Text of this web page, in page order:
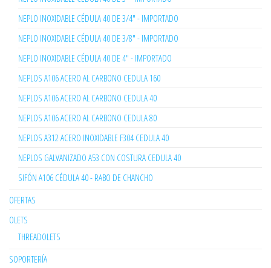
NEPLO INOXIDABLE CÉDULA 40 DE 3/4" - IMPORTADO
NEPLO INOXIDABLE CÉDULA 40 DE 3/8" - IMPORTADO
NEPLO INOXIDABLE CÉDULA 40 DE 4" - IMPORTADO
NEPLOS A106 ACERO AL CARBONO CEDULA 160
NEPLOS A106 ACERO AL CARBONO CEDULA 40
NEPLOS A106 ACERO AL CARBONO CEDULA 80
NEPLOS A312 ACERO INOXIDABLE F304 CEDULA 40
NEPLOS GALVANIZADO A53 CON COSTURA CEDULA 40
SIFÓN A106 CÉDULA 40 - RABO DE CHANCHO
OFERTAS
OLETS
THREADOLETS
SOPORTERÍA